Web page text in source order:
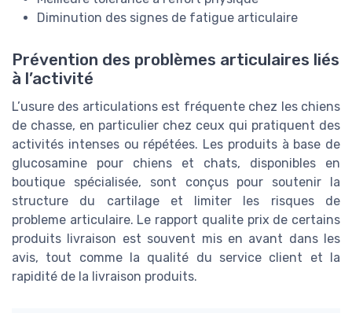
Diminution des signes de fatigue articulaire
Prévention des problèmes articulaires liés
à l’activité
L’usure des articulations est fréquente chez les chiens
de chasse, en particulier chez ceux qui pratiquent des
activités intenses ou répétées. Les produits à base de
glucosamine pour chiens et chats, disponibles en
boutique spécialisée, sont conçus pour soutenir la
structure du cartilage et limiter les risques de
probleme articulaire. Le rapport qualite prix de certains
produits livraison est souvent mis en avant dans les
avis, tout comme la qualité du service client et la
rapidité de la livraison produits.